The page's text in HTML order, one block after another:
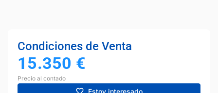
Condiciones de Venta
15.350 €
Precio al contado
Estoy interesado